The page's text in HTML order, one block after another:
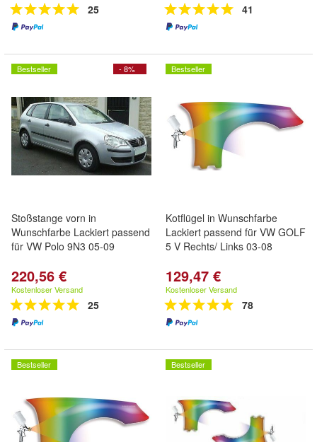
25 41
- 8%
Bestseller
Stoßstange vorn in
Wunschfarbe Lackiert passend
für VW Polo 9N3 05-09
220,56 €
Kostenloser Versand
25
Bestseller
Kotflügel in Wunschfarbe
Lackiert passend für VW GOLF
5 V Rechts/ Links 03-08
129,47 €
Kostenloser Versand
78
Bestseller Bestseller